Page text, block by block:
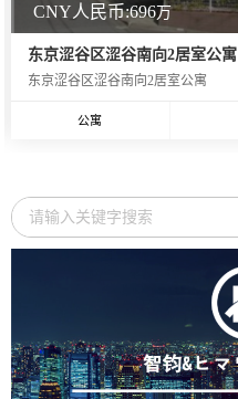
CNY人民币:696万
东京涩谷区涩谷南向2居室公寓
东京涩谷区涩谷南向2居室公寓
公寓